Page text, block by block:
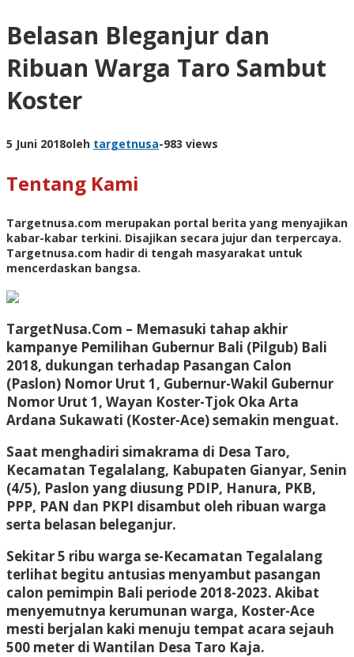
Belasan Bleganjur dan
Ribuan Warga Taro Sambut
Koster
5 Juni 2018oleh targetnusa-983 views
Tentang Kami
Targetnusa.com merupakan portal berita yang menyajikan
kabar-kabar terkini. Disajikan secara jujur dan terpercaya.
Targetnusa.com hadir di tengah masyarakat untuk
mencerdaskan bangsa.
TargetNusa.Com – Memasuki tahap akhir
kampanye Pemilihan Gubernur Bali (Pilgub) Bali
2018, dukungan terhadap Pasangan Calon
(Paslon) Nomor Urut 1, Gubernur-Wakil Gubernur
Nomor Urut 1, Wayan Koster-Tjok Oka Arta
Ardana Sukawati (Koster-Ace) semakin menguat.
Saat menghadiri simakrama di Desa Taro,
Kecamatan Tegalalang, Kabupaten Gianyar, Senin
(4/5), Paslon yang diusung PDIP, Hanura, PKB,
PPP, PAN dan PKPI disambut oleh ribuan warga
serta belasan beleganjur.
Sekitar 5 ribu warga se-Kecamatan Tegalalang
terlihat begitu antusias menyambut pasangan
calon pemimpin Bali periode 2018-2023. Akibat
menyemutnya kerumunan warga, Koster-Ace
mesti berjalan kaki menuju tempat acara sejauh
500 meter di Wantilan Desa Taro Kaja.